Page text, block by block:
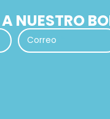
NUESTRO
Correo